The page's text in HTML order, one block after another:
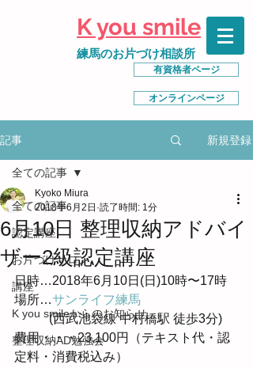
K you smile
練馬のお片づけ相談所
有資格者ページ
オンラインページ
記事 新規登録
全ての記事
認定講座
お片づけサロン
講座
K you smileからのお知らせ
整理収納AD勉強会
全ての記事
6月10日 整理収納アドバイ
ザー2級認定講座
Kyoko Miura
2018年6月2日 読了時間: 1分
日時…2018年6月10日(日)10時〜17時
場所…サンライフ練馬
(西武池袋線 中村橋駅 徒歩3分)
費用・・・23,100円（テキスト代・認
定料・消費税込み）